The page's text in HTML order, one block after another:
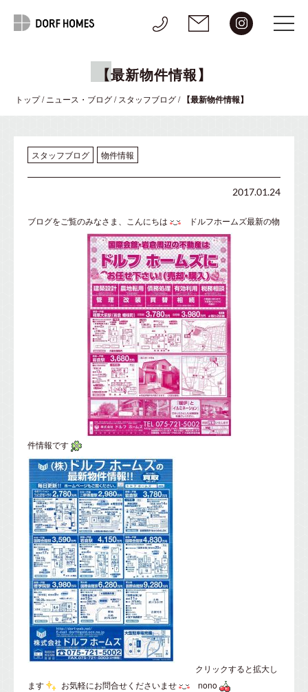
【最新物件情報】
トップ/ ニュース・ブログ/ スタッフブログ/ 【最新物件情報】
スタッフブログ 物件情報
2017.01.24
ブログをご覧のみなさま、こんにちは ドルフホームズ最新の物
件情報です
クリックすると拡大し
ます
お気軽にお問合せくださいませ
nono